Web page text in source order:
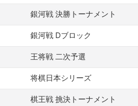
銀河戦 決勝トーナメント
銀河戦 Dブロック
王将戦 二次予選
将棋日本シリーズ
棋王戦 挑決トーナメント